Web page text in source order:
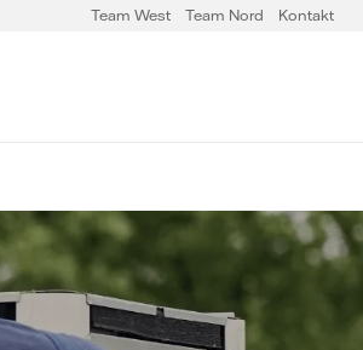
Team West Team Nord Kontakt